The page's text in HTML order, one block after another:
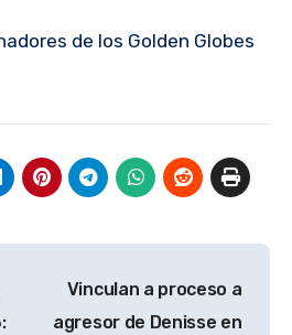
de los Golden Globes
Vinculan a proceso a
agresor de Denisse en